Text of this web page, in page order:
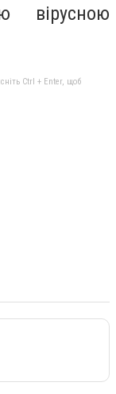
вірусною
Ctrl + Enter, щоб